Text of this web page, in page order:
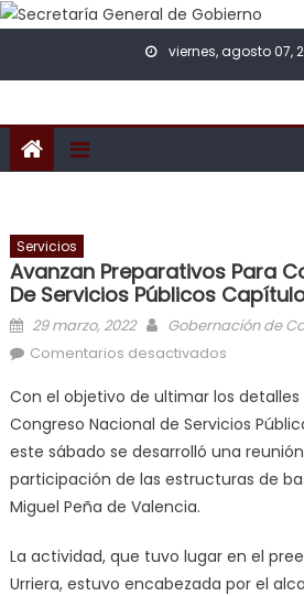
Skip to content
viernes, agosto 07,
Servicios
Avanzan Preparativos Para
De Servicios Públicos
Posted on
29 marzo, 2022 Author
Gobernación de
Comentarios desactivados
Públicos
Con el objetivo de ultimar los
Congreso Nacional de Servicios
este sábado se desarrolló una
participación de las estructuras de
Miguel Peña de Valencia.
La actividad, que tuvo lugar en el
Urriera, estuvo encabezada por el